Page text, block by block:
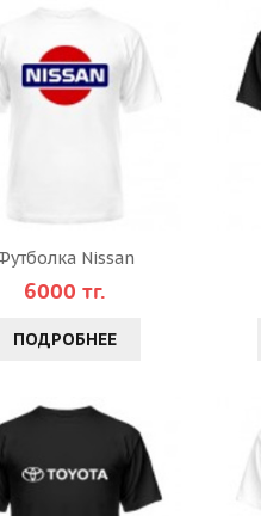
Nissan
6000 тг.
ПОДРОБНЕЕ